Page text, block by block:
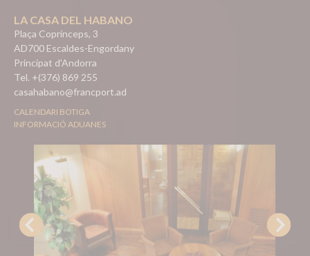
LA CASA DEL HABANO
Plaça Coprínceps, 3
AD700 Escaldes-Engordany
Principat d'Andorra
Tel. +(376) 869 255
casahabano@francport.ad
CALENDARI BOTIGA
INFORMACIÓ ADUANES